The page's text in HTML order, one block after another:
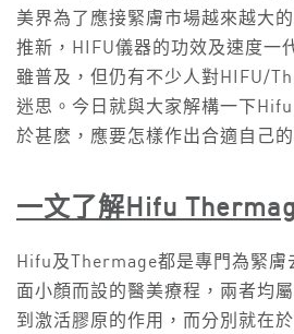
美界為了應接緊膚市場越來越大
推新，HIFU儀器的功效及速度一
雖普及，但仍有不少人對HIFU/
迷思。今日就與大家解構一下
於甚麽，應要怎樣作出合適自己
一文了解Hifu
Hifu及Thermage都是專門為緊膚
面小顏而設的醫美療程，兩者均
到激活膠原的作用，而分別就在